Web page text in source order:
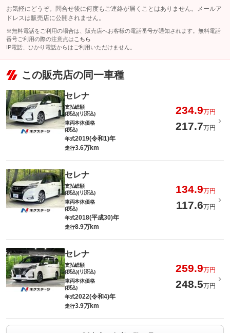
お気軽にどうぞ。問合せ後に何度もご連絡が届くことはありません。メールア
ドレスは販売店に公開されません。
※無料電話をご利用の場合は、販売店へお客様の電話番号が通知されます。無料電話
番号ご利用の際の注意点は こちら
IP電話、ひかり電話からはご利用いただけません。
この販売店の同一車種
セレナ
支払総額
(税込)(リ済込)
234.9万円
車両本体価格
(税込)
217.7万円
年式2019(令和1)年
走行3.6万km
セレナ
支払総額
(税込)(リ済込)
134.9万円
車両本体価格
(税込)
117.6万円
年式2018(平成30)年
走行8.9万km
セレナ
支払総額
(税込)(リ済込)
259.9万円
車両本体価格
(税込)
248.5万円
年式2022(令和4)年
走行3.9万km